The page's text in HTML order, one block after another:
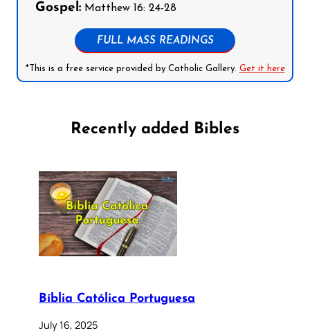
Gospel: Matthew 16: 24-28
FULL MASS READINGS
*This is a free service provided by Catholic Gallery. Get it here
Recently added Bibles
Bíblia Católica Portuguesa
July 16, 2025